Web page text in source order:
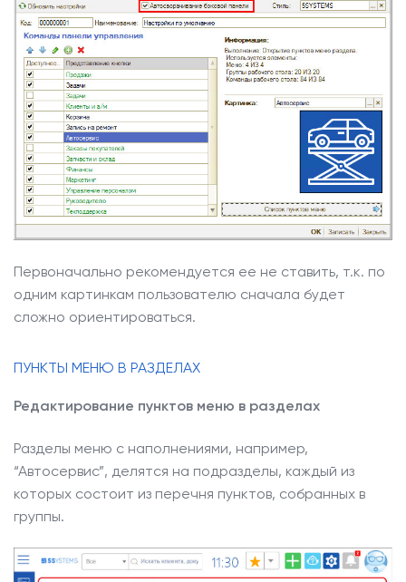
Первоначально рекомендуется ее не ставить, т.к. по
одним картинкам пользователю сначала будет
сложно ориентироваться.
ПУНКТЫ МЕНЮ В РАЗДЕЛАХ
Редактирование пунктов меню в разделах
Разделы меню с наполнениями, например,
“Автосервис”, делятся на подразделы, каждый из
которых состоит из перечня пунктов, собранных в
группы.